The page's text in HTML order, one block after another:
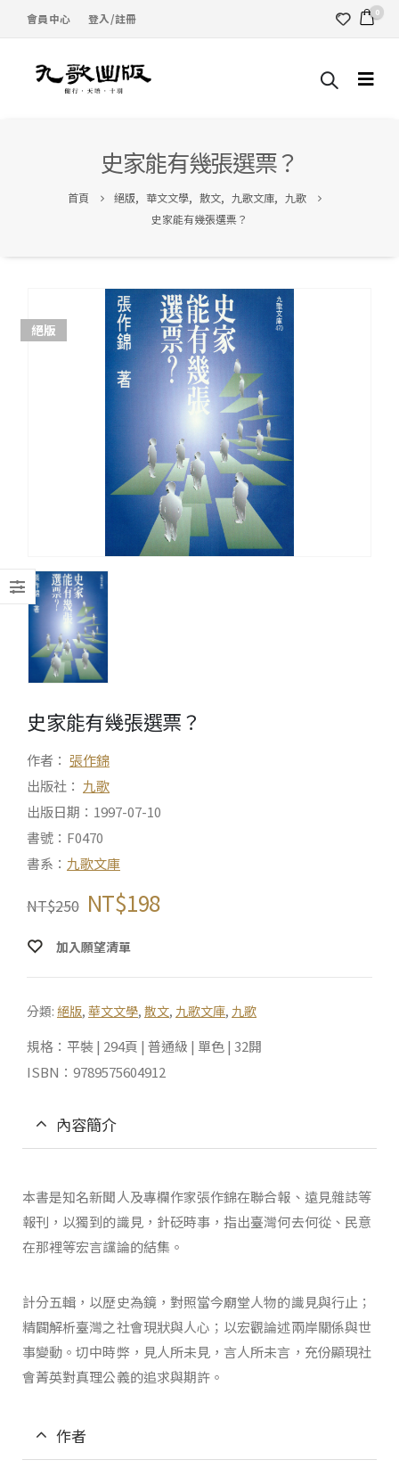
會員中心 登入/註冊 0
史家能有幾張選票？
首頁 絕版, 華文文學, 散文, 九歌文庫, 九歌
史家能有幾張選票？
絕版
史家能有幾張選票？
作者： 張作錦
出版社： 九歌
出版日期：1997-07-10
書號：F0470
書系： 九歌文庫
NT$250 NT$198
加入願望清單
分類: 絕版, 華文文學, 散文, 九歌文庫, 九歌
規格：平裝 | 294頁 | 普通級 | 單色 | 32開
ISBN：9789575604912
內容簡介
本書是知名新聞人及專欄作家張作錦在聯合報、遠見雜誌等
報刊，以獨到的識見，針砭時事，指出臺灣何去何從、民意
在那裡等宏言讜論的結集。
計分五輯，以歷史為鏡，對照當今廟堂人物的識見與行止；
精闢解析臺灣之社會現狀與人心；以宏觀論述兩岸關係與世
事變動。切中時弊，見人所未見，言人所未言，充份顯現社
會菁英對真理公義的追求與期許。
作者